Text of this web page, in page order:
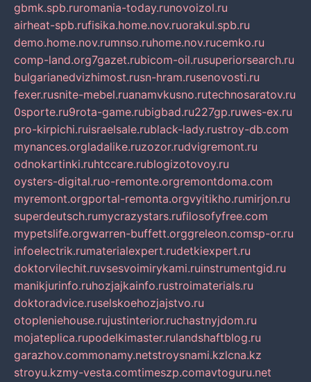
gbmk.spb.ruromania-today.runovoizol.ru
airheat-spb.rufisika.home.nov.ruorakul.spb.ru
demo.home.nov.rumnso.ruhome.nov.rucemko.ru
comp-land.org7gazet.rubicom-oil.rusuperiorsearch.ru
bulgarianedvizhimost.rusn-hram.rusenovosti.ru
fexer.rusnite-mebel.ruanamvkusno.rutechnosaratov.ru
0sporte.ru9rota-game.rubigbad.ru227gp.ruwes-ex.ru
pro-kirpichi.ruisraelsale.rublack-lady.rustroy-db.com
mynances.orgladalike.ruzozor.rudvigremont.ru
odnokartinki.ruhtccare.rublogizotovoy.ru
oysters-digital.ruo-remonte.orgremontdoma.com
myremont.orgportal-remonta.orgvyitikho.rumirjon.ru
superdeutsch.rumycrazystars.rufilosofyfree.com
mypetslife.orgwarren-buffett.orggreleon.comsp-or.ru
infoelectrik.rumaterialexpert.rudetkiexpert.ru
doktorvilechit.ruvsesvoimirykami.ruinstrumentgid.ru
manikjurinfo.ruhozjajkainfo.rustroimaterials.ru
doktoradvice.ruselskoehozjajstvo.ru
otopleniehouse.rujustinterior.ruchastnyjdom.ru
mojateplica.rupodelkimaster.rulandshaftblog.ru
garazhov.commonamy.netstroysnami.kzlcna.kz
stroyu.kzmy-vesta.comtimeszp.comavtoguru.net